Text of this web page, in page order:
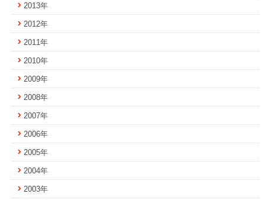
2013年
2012年
2011年
2010年
2009年
2008年
2007年
2006年
2005年
2004年
2003年